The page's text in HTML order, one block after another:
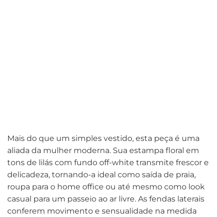
Mais do que um simples vestido, esta peça é uma
aliada da mulher moderna. Sua estampa floral em
tons de lilás com fundo off-white transmite frescor e
delicadeza, tornando-a ideal como saída de praia,
roupa para o home office ou até mesmo como look
casual para um passeio ao ar livre. As fendas laterais
conferem movimento e sensualidade na medida